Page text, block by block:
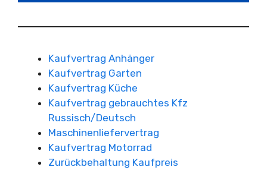
Kaufvertrag Anhänger
Kaufvertrag Garten
Kaufvertrag Küche
Kaufvertrag gebrauchtes Kfz
Russisch/Deutsch
Maschinenliefervertrag
Kaufvertrag Motorrad
Zurückbehaltung Kaufpreis